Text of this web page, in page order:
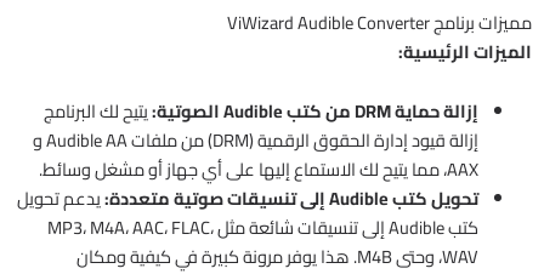
مميزات برنامج ViWizard Audible Converter
الميزات الرئيسية:
إزالة حماية DRM من كتب Audible الصوتية:
يتيح لك البرنامج
إزالة قيود إدارة الحقوق الرقمية (DRM) من ملفات Audible AA و
AAX، مما يتيح لك الاستماع إليها على أي جهاز أو مشغل وسائط.
تحويل كتب Audible إلى تنسيقات صوتية متعددة:
يدعم تحويل
كتب Audible إلى تنسيقات شائعة مثل MP3، M4A، AAC، FLAC،
WAV، وحتى M4B. هذا يوفر مرونة كبيرة في كيفية ومكان